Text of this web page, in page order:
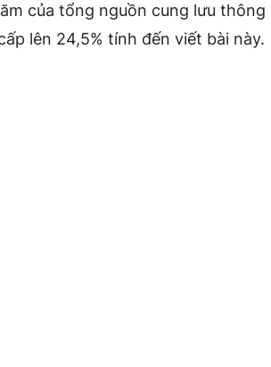
của tổng nguồn cung lưu thông
lên 24,5% tính đến viết bài này.